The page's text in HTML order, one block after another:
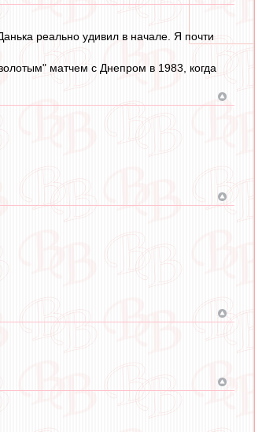
реально удивил в начале. Я почти
матчем с Днепром в 1983, когда